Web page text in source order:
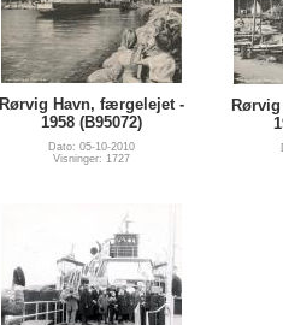
Rørvig Havn, færgelejet -
1958 (B95072)
Dato: 05-10-2010
Visninger: 1727